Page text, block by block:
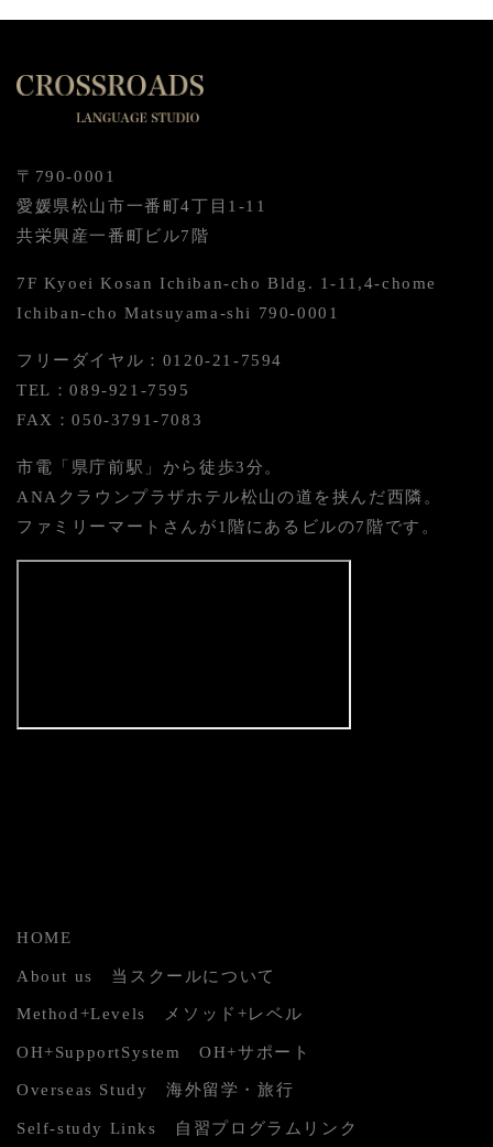
〒790-0001
愛媛県松山市一番町4丁目1-11
共栄興産一番町ビル7階
7F Kyoei Kosan Ichiban-cho Bldg. 1-11,4-chome
Ichiban-cho Matsuyama-shi 790-0001
フリーダイヤル：0120-21-7594
TEL：089-921-7595
FAX：050-3791-7083
市電「県庁前駅」から徒歩3分。
ANAクラウンプラザホテル松山の道を挟んだ西隣。
ファミリーマートさんが1階にあるビルの7階です。
HOME
About us 当スクールについて
Method+Levels メソッド+レベル
OH+SupportSystem OH+サポート
Overseas Study 海外留学・旅行
Self-study Links 自習プログラムリンク